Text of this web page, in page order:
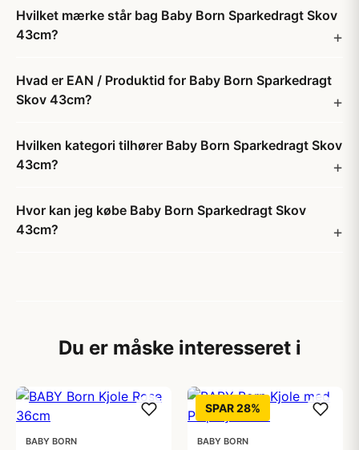
Hvilket mærke står bag Baby Born Sparkedragt Skov
43cm?
Hvad er EAN / Produktid for Baby Born Sparkedragt
Skov 43cm?
Hvilken kategori tilhører Baby Born Sparkedragt Skov
43cm?
Hvor kan jeg købe Baby Born Sparkedragt Skov
43cm?
Du er måske interesseret i
BABY BORN
SPAR 28%
BABY BORN